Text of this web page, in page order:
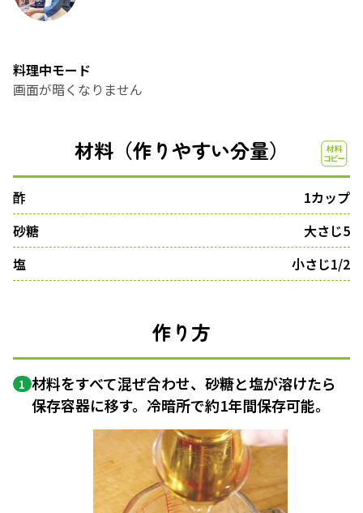
料理中モード
画面が暗くなりません
材料（作りやすい分量）
酢
1カップ
砂糖
大さじ5
塩
小さじ1/2
作り方
1 材料をすべて混ぜ合わせ、砂糖と塩が溶けたら
保存容器に移す。冷暗所で約1年間保存可能。